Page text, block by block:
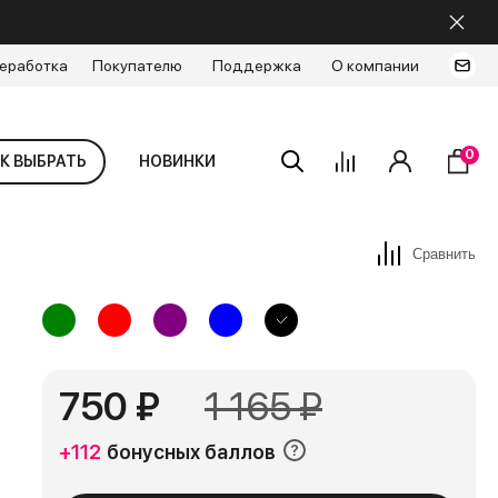
Покупателю Поддержка О компании
ВЫБРАТЬ НОВИНКИ 0
Сравнить
750 ₽ 1 165 ₽
+112 бонусных баллов